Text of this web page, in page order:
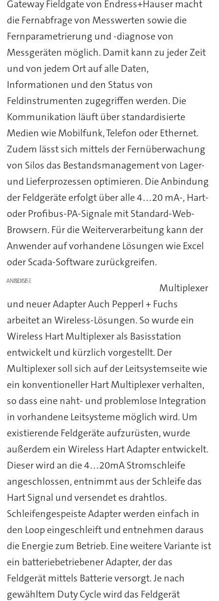
Gateway Fieldgate von Endress+Hauser macht
die Fernabfrage von Messwerten sowie die
Fernparametrierung und -diagnose von
Messgeräten möglich. Damit kann zu jeder Zeit
und von jedem Ort auf alle Daten,
Informationen und den Status von
Feldinstrumenten zugegriffen werden. Die
Kommunikation läuft über standardisierte
Medien wie Mobilfunk, Telefon oder Ethernet.
Zudem lässt sich mittels der Fernüberwachung
von Silos das Bestandsmanagement von Lager-
und Lieferprozessen optimieren. Die Anbindung
der Feldgeräte erfolgt über alle 4…20 mA-, Hart-
oder Profibus-PA-Signale mit Standard-Web-
Browsern. Für die Weiterverarbeitung kann der
Anwender auf vorhandene Lösungen wie Excel
oder Scada-Software zurückgreifen.
ANZEIGE
Multiplexer
und neuer Adapter Auch Pepperl + Fuchs
arbeitet an Wireless-Lösungen. So wurde ein
Wireless Hart Multiplexer als Basisstation
entwickelt und kürzlich vorgestellt. Der
Multiplexer soll sich auf der Leitsystemseite wie
ein konventioneller Hart Multiplexer verhalten,
so dass eine naht- und problemlose Integration
in vorhandene Leitsysteme möglich wird. Um
existierende Feldgeräte aufzurüsten, wurde
außerdem ein Wireless Hart Adapter entwickelt.
Dieser wird an die 4…20mA Stromschleife
angeschlossen, entnimmt aus der Schleife das
Hart Signal und versendet es drahtlos.
Schleifengespeiste Adapter werden einfach in
den Loop eingeschleift und entnehmen daraus
die Energie zum Betrieb. Eine weitere Variante ist
ein batteriebetriebener Adapter, der das
Feldgerät mittels Batterie versorgt. Je nach
gewähltem Duty Cycle wird das Feldgerät